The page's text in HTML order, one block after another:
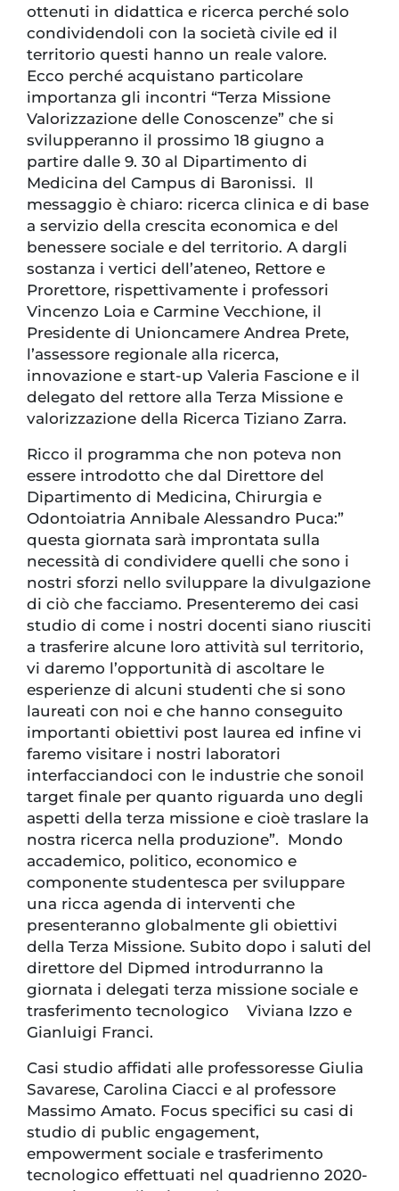
ottenuti in didattica e ricerca perché solo
condividendoli con la società civile ed il
territorio questi hanno un reale valore.
Ecco perché acquistano particolare
importanza gli incontri “Terza Missione
Valorizzazione delle Conoscenze” che si
svilupperanno il prossimo 18 giugno a
partire dalle 9. 30 al Dipartimento di
Medicina del Campus di Baronissi. Il
messaggio è chiaro: ricerca clinica e di base
a servizio della crescita economica e del
benessere sociale e del territorio. A dargli
sostanza i vertici dell’ateneo, Rettore e
Prorettore, rispettivamente i professori
Vincenzo Loia e Carmine Vecchione, il
Presidente di Unioncamere Andrea Prete,
l’assessore regionale alla ricerca,
innovazione e start-up Valeria Fascione e il
delegato del rettore alla Terza Missione e
valorizzazione della Ricerca Tiziano Zarra.
Ricco il programma che non poteva non
essere introdotto che dal Direttore del
Dipartimento di Medicina, Chirurgia e
Odontoiatria Annibale Alessandro Puca:”
questa giornata sarà improntata sulla
necessità di condividere quelli che sono i
nostri sforzi nello sviluppare la divulgazione
di ciò che facciamo. Presenteremo dei casi
studio di come i nostri docenti siano riusciti
a trasferire alcune loro attività sul territorio,
vi daremo l’opportunità di ascoltare le
esperienze di alcuni studenti che si sono
laureati con noi e che hanno conseguito
importanti obiettivi post laurea ed infine vi
faremo visitare i nostri laboratori
interfacciandoci con le industrie che sonoil
target finale per quanto riguarda uno degli
aspetti della terza missione e cioè traslare la
nostra ricerca nella produzione”. Mondo
accademico, politico, economico e
componente studentesca per sviluppare
una ricca agenda di interventi che
presenteranno globalmente gli obiettivi
della Terza Missione. Subito dopo i saluti del
direttore del Dipmed introdurranno la
giornata i delegati terza missione sociale e
trasferimento tecnologico Viviana Izzo e
Gianluigi Franci.
Casi studio affidati alle professoresse Giulia
Savarese, Carolina Ciacci e al professore
Massimo Amato. Focus specifici su casi di
studio di public engagement,
empowerment sociale e trasferimento
tecnologico effettuati nel quadrienno 2020-